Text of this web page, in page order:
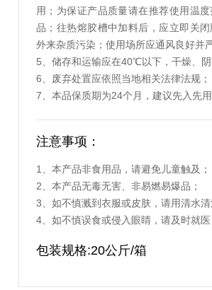
用；为保证产品质量请在推荐使用温
品；往热熔胶槽中加料后，应立即关
外来杂质污染；使用场所应通风良好并
5、储存和运输应在40℃以下，干燥、
6、废弃处置应依照当地相关
7、本品保质期为24个月，建议先入先用
注意事项：
1、本产品非食用品，请避免儿童触及；
2、本产品无毒无害、非易燃易爆品；
3、如不慎溅到衣服或皮肤，请用清水清
4、如不慎误食或侵入眼睛，请及时就医
包装规格:20公斤/箱